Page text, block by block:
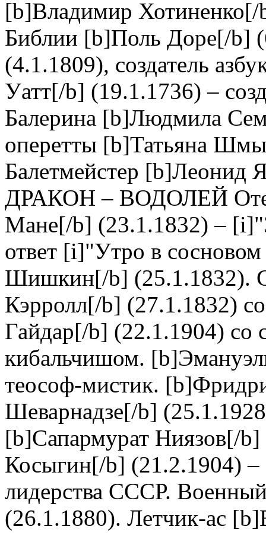
[b]Владимир
Библии [b]Поль Доре[/b]
(4.1.1809), создатель
Уатт[/b] (19.1.1736) –
Балерина [b]Людмила
оперетты [b]Татьяна
Балетмейстер [b]Леонид
ДРАКОН – ВОДОЛЕЙ
Мане[/b] (23.1.1832) –
ответ [i]"Утро в
Шишкин[/b] (25.1.1832).
Кэрролл[/b] (27.1.1832)
Гайдар[/b] (22.1.1904)
кибальчишом.
теософ-мистик.
Шеварнадзе[/b]
[b]Сапармурат Ниязов[/
Косыгин[/b] (21.2.1904) –
лидерства СССР.
(26.1.1880). Летчик-ас